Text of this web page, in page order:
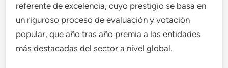
referente de excelencia, cuyo prestigio se basa en
un riguroso proceso de evaluación y votación
popular, que año tras año premia a las entidades
más destacadas del sector a nivel global.